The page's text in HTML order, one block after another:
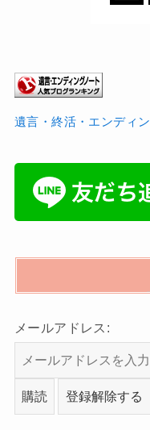
遺言・終活・エンディ
メールアドレス: